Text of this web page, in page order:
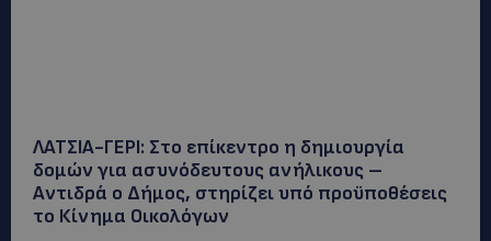
ΛΑΤΣΙΑ-ΓΕΡΙ: Στο επίκεντρο η δημιουργία
δομών για ασυνόδευτους ανήλικους –
Αντιδρά ο Δήμος, στηρίζει υπό προϋποθέσεις
το Κίνημα Οικολόγων